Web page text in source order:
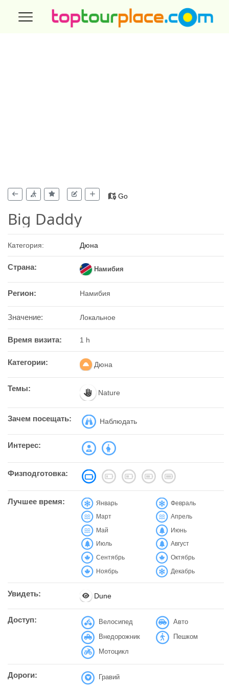
Go
Big Daddy
Категория: Дюна
Страна: Намибия
Регион: Намибия
Значение: Локальное
Время визита: 1 h
Категории: Дюна
Темы: Nature
Зачем посещать: Наблюдать
Интерес:
Физподготовка:
Лучшее время: Январь Февраль
Март Апрель
Май Июнь
Июль Август
Сентябрь Октябрь
Ноябрь Декабрь
Увидеть: Dune
Доступ: Велосипед
Авто
Внедорожник
Пешком
Мотоцикл
Дороги: Гравий